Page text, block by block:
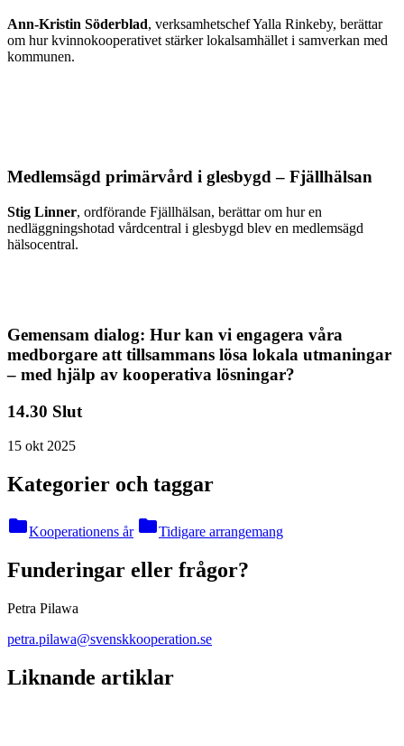
Ann-Kristin Söderblad, verksamhetschef Yalla Rinkeby, berättar
om hur kvinnokooperativet stärker lokalsamhället i samverkan med
kommunen.
Medlemsägd primärvård i glesbygd – Fjällhälsan
Stig Linner, ordförande Fjällhälsan, berättar om hur en
nedläggningshotad vårdcentral i glesbygd blev en medlemsägd
hälsocentral.
Gemensam dialog: Hur kan vi engagera våra
medborgare att tillsammans lösa lokala utmaningar
– med hjälp av kooperativa lösningar?
14.30 Slut
15 okt 2025
Kategorier och taggar
folderKooperationens år folderTidigare arrangemang
Funderingar eller frågor?
Petra Pilawa
petra.pilawa@svenskkooperation.se
Liknande artiklar